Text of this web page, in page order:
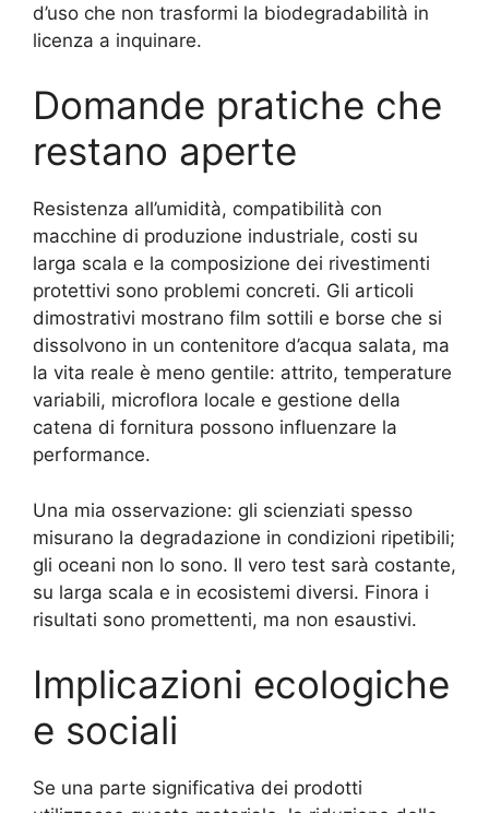
d’uso che non trasformi la biodegradabilità in
licenza a inquinare.
Domande pratiche che
restano aperte
Resistenza all’umidità, compatibilità con
macchine di produzione industriale, costi su
larga scala e la composizione dei rivestimenti
protettivi sono problemi concreti. Gli articoli
dimostrativi mostrano film sottili e borse che si
dissolvono in un contenitore d’acqua salata, ma
la vita reale è meno gentile: attrito, temperature
variabili, microflora locale e gestione della
catena di fornitura possono influenzare la
performance.
Una mia osservazione: gli scienziati spesso
misurano la degradazione in condizioni ripetibili;
gli oceani non lo sono. Il vero test sarà costante,
su larga scala e in ecosistemi diversi. Finora i
risultati sono promettenti, ma non esaustivi.
Implicazioni ecologiche
e sociali
Se una parte significativa dei prodotti